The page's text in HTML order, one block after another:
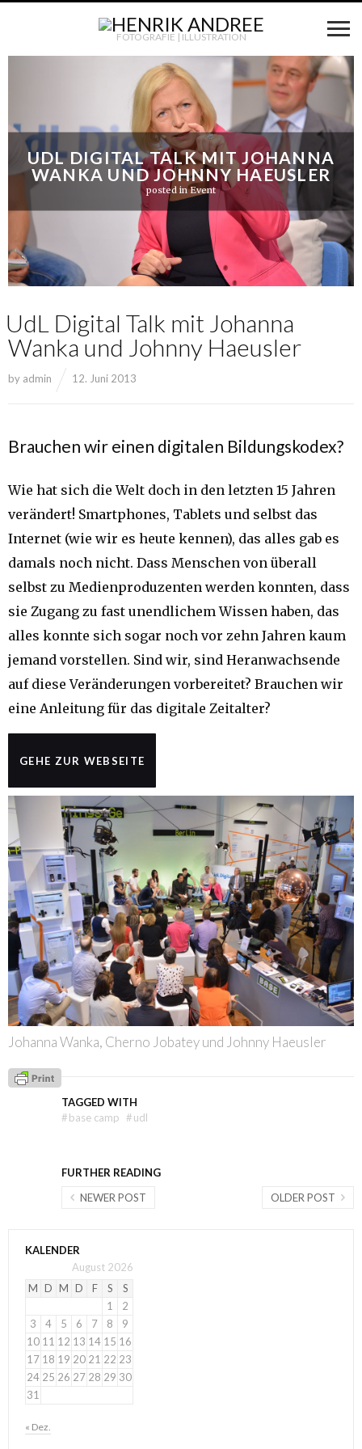
FOTOGRAFIE | ILLUSTRATION
UDL DIGITAL TALK MIT JOHANNA
WANKA UND JOHNNY HAEUSLER
posted inEvent
UdL Digital Talk mit Johanna
Wanka und Johnny Haeusler
by admin 12. Juni 2013
Brauchen wir einen digitalen Bildungskodex?
Wie hat sich die Welt doch in den letzten 15 Jahren
verändert! Smartphones, Tablets und selbst das
Internet (wie wir es heute kennen), das alles gab es
damals noch nicht. Dass Menschen von überall
selbst zu Medienproduzenten werden konnten, dass
sie Zugang zu fast unendlichem Wissen haben, das
alles konnte sich sogar noch vor zehn Jahren kaum
jemand vorstellen. Sind wir, sind Heranwachsende
auf diese Veränderungen vorbereitet? Brauchen wir
eine Anleitung für das digitale Zeitalter?
GEHE ZUR WEBSEITE
Johanna Wanka, Cherno Jobatey und Johnny Haeusler
TAGGED WITH
#base camp #udl
FURTHER READING
OLDER POST
NEWER POST
KALENDER
August 2026
M D M D F S
S
1
2
3
4 5 6 7 8
9
10 11 12 13 14 15 16
17 18 19 20 21 22 23
24 25 26 27 28 29 30
31
« Dez.